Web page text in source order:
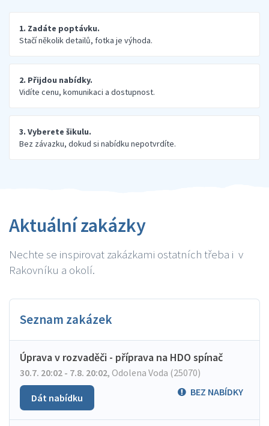
1. Zadáte poptávku.
Stačí několik detailů, fotka je výhoda.
2. Přijdou nabídky.
Vidíte cenu, komunikaci a dostupnost.
3. Vyberete šikulu.
Bez závazku, dokud si nabídku nepotvrdíte.
Aktuální zakázky
Nechte se inspirovat zakázkami ostatních třeba i v
Rakovníku a okolí.
Seznam zakázek
Úprava v rozvaděči - příprava na HDO spínač
30.7. 20:02 - 7.8. 20:02, Odolena Voda (25070)
BEZ NABÍDKY
Dát nabídku